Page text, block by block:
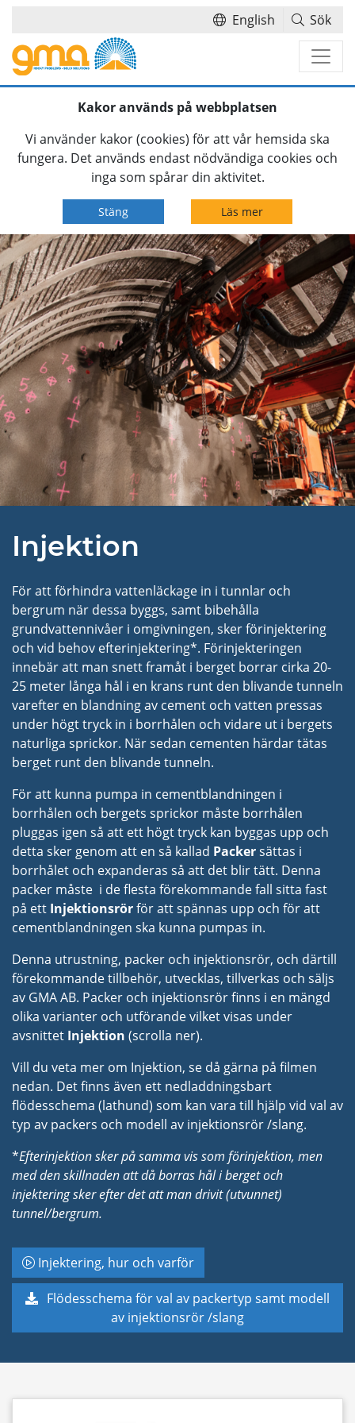
Hoppa över navigationsmenyn
English Sök
Kakor används på webbplatsen
Vi använder kakor (cookies) för att vår hemsida ska
fungera. Det används endast nödvändiga cookies och
inga som spårar din aktivitet.
Stäng Läs mer
Injektion
För att förhindra vattenläckage in i tunnlar och
bergrum när dessa byggs, samt bibehålla
grundvattennivåer i omgivningen, sker förinjektering
och vid behov efterinjektering*. Förinjekteringen
innebär att man snett framåt i berget borrar cirka 20-
25 meter långa hål i en krans runt den blivande tunneln
varefter en blandning av cement och vatten pressas
under högt tryck in i borrhålen och vidare ut i bergets
naturliga sprickor. När sedan cementen härdar tätas
berget runt den blivande tunneln.
För att kunna pumpa in cementblandningen i
borrhålen och bergets sprickor måste borrhålen
pluggas igen så att ett högt tryck kan byggas upp och
detta sker genom att en så kallad Packersättas i
borrhålet och expanderas så att det blir tätt. Denna
packer måste i de flesta förekommande fall sitta fast
på ett Injektionsrörför att spännas upp och för att
cementblandningen ska kunna pumpas in.
Denna utrustning, packer och injektionsrör, och därtill
förekommande tillbehör, utvecklas, tillverkas och säljs
av GMA AB. Packer och injektionsrör finns i en mängd
olika varianter och utförande vilket visas under
avsnittet Injektion (scrolla ner).
Vill du veta mer om Injektion, se då gärna på filmen
nedan. Det finns även ett nedladdningsbart
flödesschema (lathund) som kan vara till hjälp vid val av
typ av packers och modell av injektionsrör /slang.
*Efterinjektion sker på samma vis som förinjektion, men
med denskillnadenatt då borras hål i berget och
injektering sker efter det att man drivit (utvunnet)
tunnel/bergrum.
Injektering, hur och varför
Flödesschema för val av packertyp samt modell
av injektionsrör /slang